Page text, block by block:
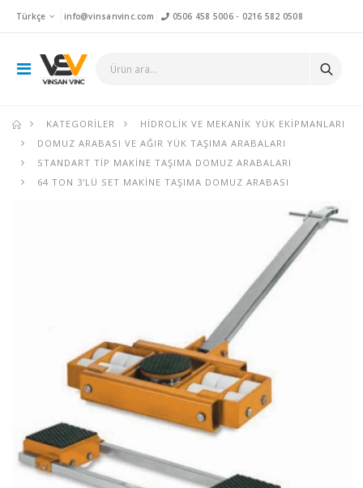
Türkçe info@vinsanvinc.com 0506 458 5006- 0216 582 0508
KATEGORILER
HIDROLIK VE MEKANIK YÜK EKIPMANLARI
DOMUZ ARABASI VE AĞIR YÜK TAŞIMA ARABALARI
STANDART TIP MAKINE TAŞIMA DOMUZ ARABALARI
64 TON 3'LÜ SET MAKINE TAŞIMA DOMUZ ARABASI